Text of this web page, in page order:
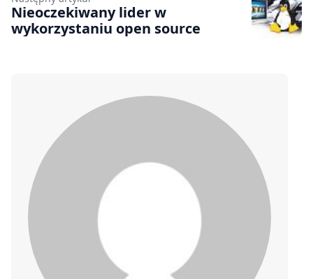
Nieoczekiwany lider w
wykorzystaniu open source